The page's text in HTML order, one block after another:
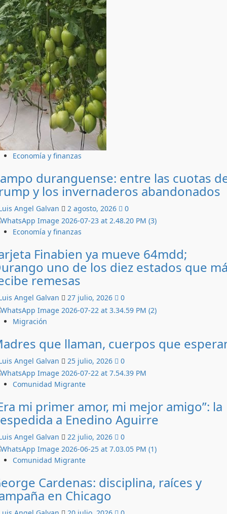
Economía y finanzas
duranguense: entre las cuotas
y los invernaderos abandonados
Angel Galvan 2 agosto, 2026 0
Economía y finanzas
Finabien ya mueve 64mdd;
uno de los diez estados que
remesas
Angel Galvan 27 julio, 2026 0
Migración
que llaman, cuerpos que
Angel Galvan 25 julio, 2026 0
Comunidad Migrante
mi primer amor, mi mejor amigo”: la
a Enedino Aguirre
Angel Galvan 22 julio, 2026 0
Comunidad Migrante
Cardenas: disciplina, raíces y
en Chicago